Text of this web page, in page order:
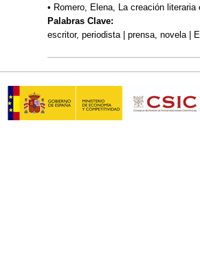
• Romero, Elena, La creación
Palabras Clave:
escritor, periodista | prensa, novela |